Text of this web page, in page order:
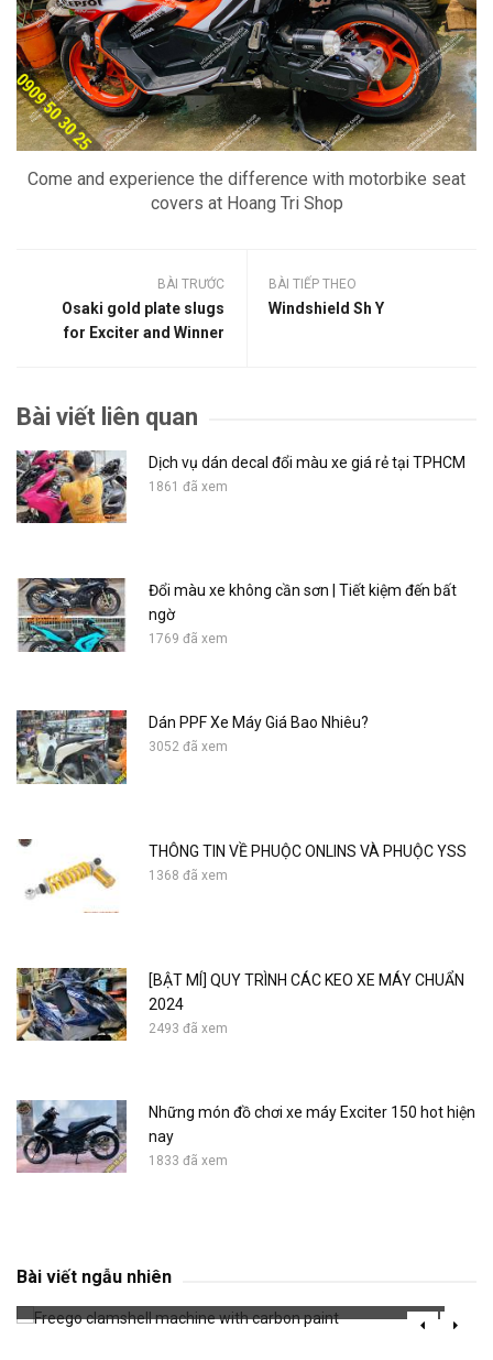
Come and experience the difference with motorbike seat
covers at Hoang Tri Shop
BÀI TRƯỚC
Osaki gold plate slugs
for Exciter and Winner
BÀI TIẾP THEO
Windshield Sh Y
Bài viết liên quan
Dịch vụ dán decal đổi màu xe giá rẻ tại TPHCM
1861 đã xem
Đổi màu xe không cần sơn | Tiết kiệm đến bất
ngờ
1769 đã xem
Dán PPF Xe Máy Giá Bao Nhiêu?
3052 đã xem
THÔNG TIN VỀ PHUỘC ONLINS VÀ PHUỘC YSS
1368 đã xem
[BẬT MÍ] QUY TRÌNH CÁC KEO XE MÁY CHUẨN
2024
2493 đã xem
Những món đồ chơi xe máy Exciter 150 hot hiện
nay
1833 đã xem
Bài viết ngẫu nhiên
Freego clamshell machine with carbon paint
637 đã xem